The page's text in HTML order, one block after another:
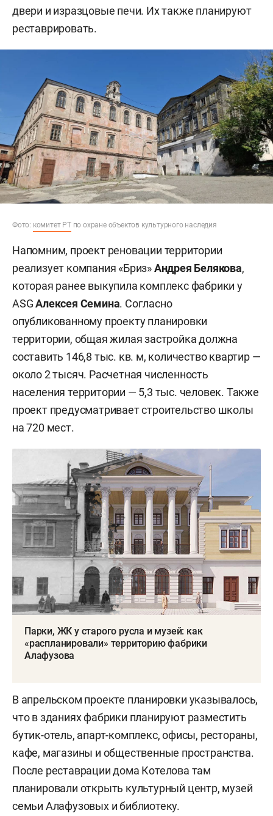
двери и изразцовые печи. Их также планируют
реставрировать.
Фото: комитет РТпо охране объектов культурного наследия
Напомним, проект реновации территории
реализует компания «Бриз»Андрея Белякова,
которая ранее выкупила комплекс фабрики у
ASGАлексея Семина. Согласно
опубликованному проекту планировки
территории, общая жилая застройка должна
составить 146,8 тыс. кв. м, количество квартир —
около 2 тысяч. Расчетная численность
населения территории — 5,3 тыс. человек. Также
проект предусматривает строительство школы
на 720 мест.
Парки, ЖК у старого русла и музей: как
«распланировали» территорию фабрики
Алафузова
В апрельском проекте планировки указывалось,
что в зданиях фабрики планируют разместить
бутик-отель, апарт-комплекс, офисы, рестораны,
кафе, магазины и общественные пространства.
После реставрации дома Котелова там
планировали открыть культурный центр, музей
семьи Алафузовых и библиотеку.